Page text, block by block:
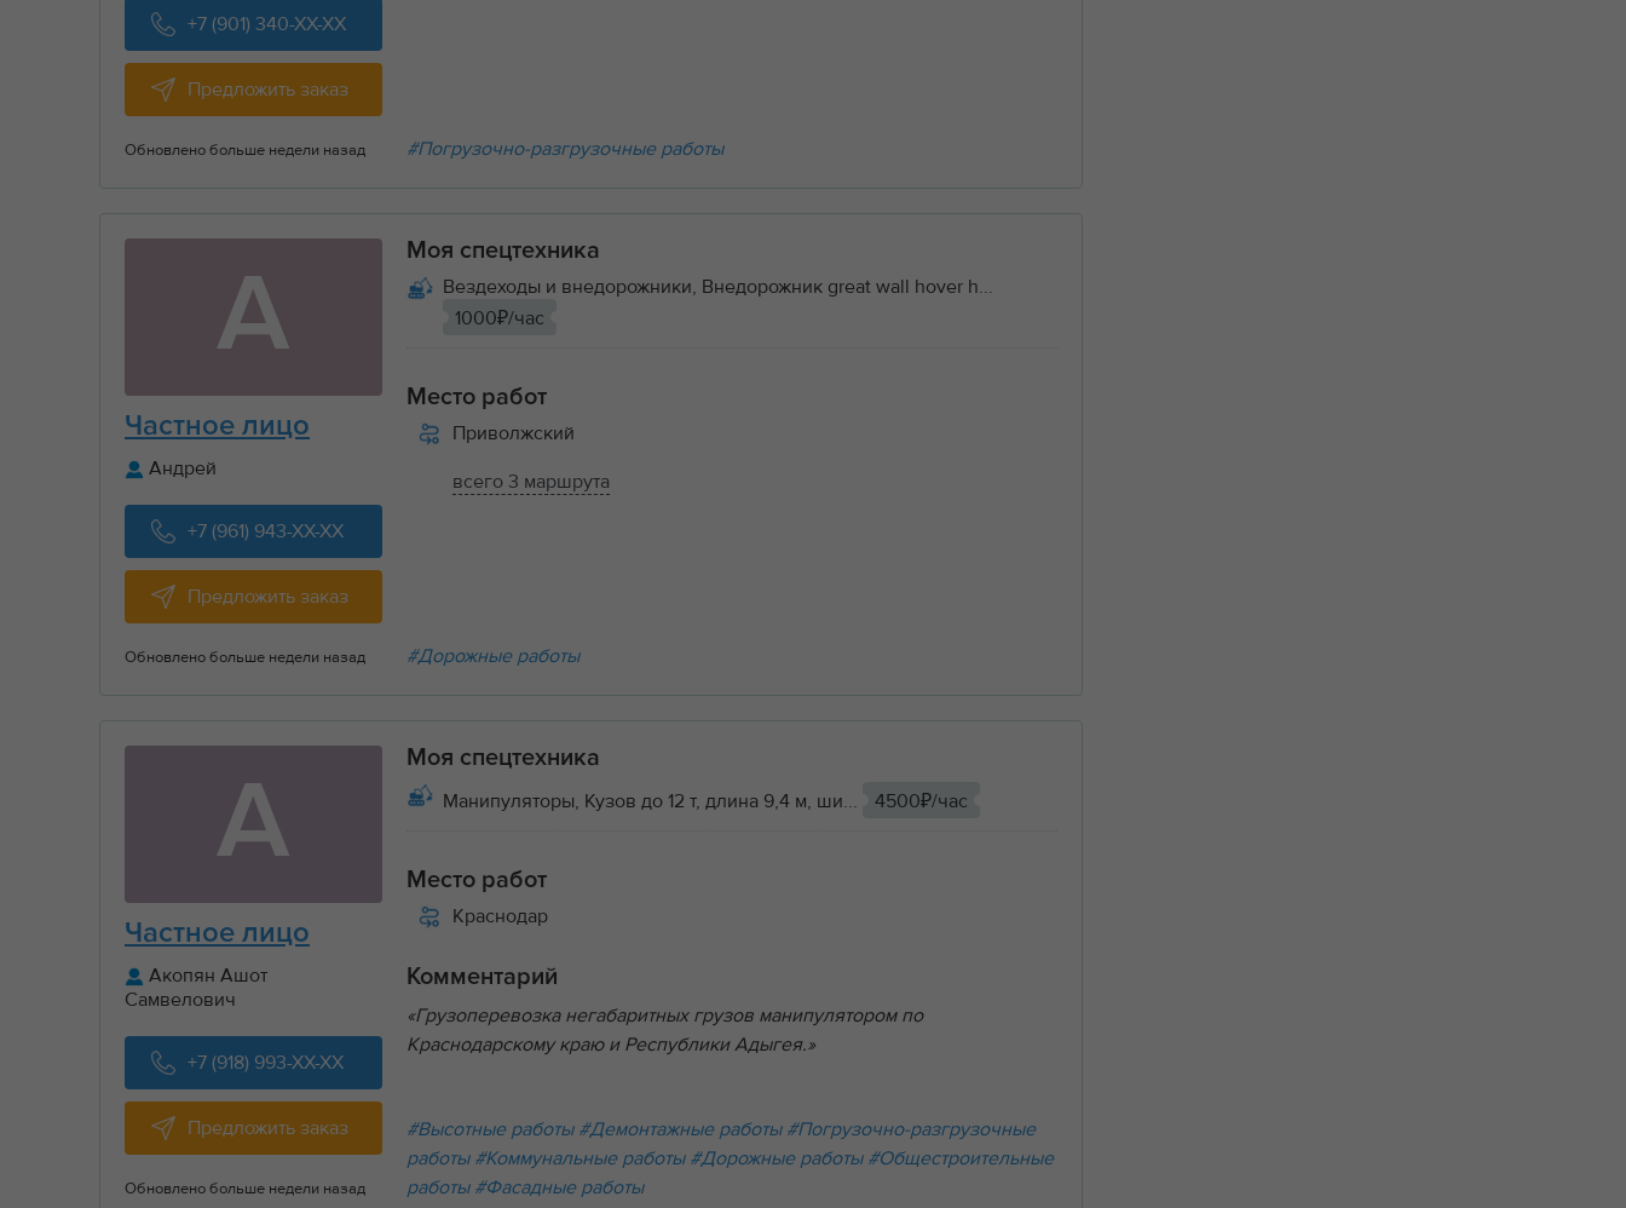
+7 (901) 340-XX-XX
Предложить заказ
Обновлено больше недели назад #Погрузочно-разгрузочные работы
А
Частное лицо
Андрей
+7 (961) 943-XX-XX
Предложить заказ
Обновлено больше недели назад
Моя спецтехника
Вездеходы и внедорожники, Внедорожник great wall hover h...
1000₽/час
Место работ
Приволжский
всего 3 маршрута
#Дорожные работы
А
Частное лицо
Акопян Ашот
Самвелович
+7 (918) 993-XX-XX
Предложить заказ
Обновлено больше недели назад
Моя спецтехника
Манипуляторы, Кузов до 12 т, длина 9,4 м, ши...
4500₽/час
Место работ
Краснодар
Комментарий
«Грузоперевозка негабаритных грузов манипулятором по
Краснодарскому краю и Республики Адыгея.»
#Высотные работы #Демонтажные работы #Погрузочно-разгрузочные
работы #Коммунальные работы #Дорожные работы #Общестроительные
работы #Фасадные работы